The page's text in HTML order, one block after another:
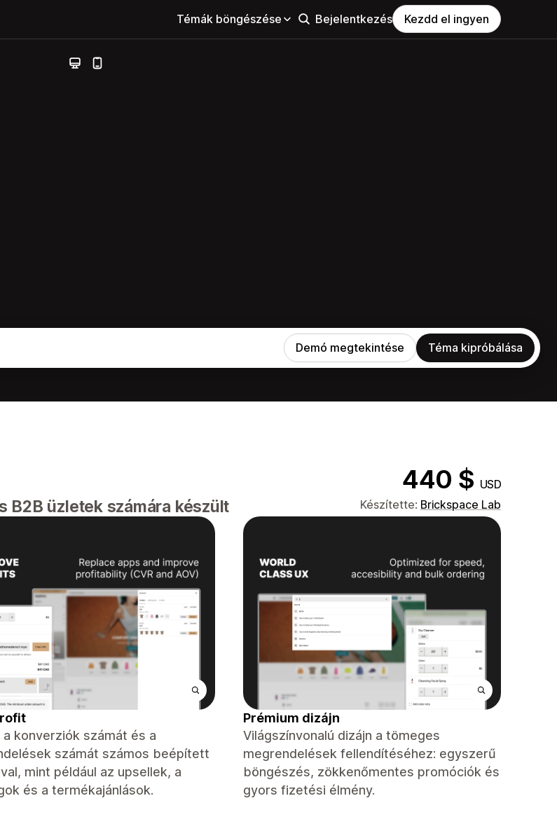
Témák böngészése Bejelentkezés Kezdd el ingyen
Demó megtekintése Téma kipróbálása
440 $ USD
B2B üzletek számára készült Készítette: Brickspace Lab
a konverziók számát és a
számát számos beépített
mint például az upsellek, a
és a termékajánlások.
Prémium dizájn
Világszínvonalú dizájn a tömeges
megrendelések fellendítéséhez: egyszerű
böngészés, zökkenőmentes promóciók és
gyors fizetési élmény.